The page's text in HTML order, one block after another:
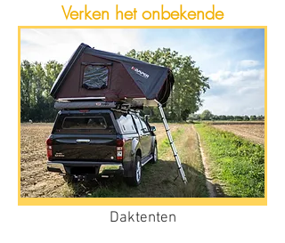
Verken het onbekende
Daktenten